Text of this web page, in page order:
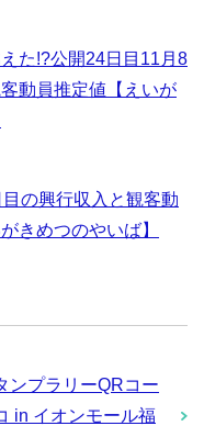
た!?公開24日目11月8
動員推定値【えいが
の興行収入と観客動
きめつのやいば】
ンプラリーQRコー
in イオンモール福